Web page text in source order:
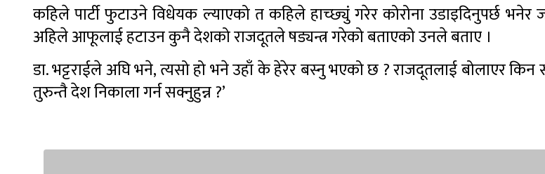
कहिले पार्टी फुटाउने विधेयक ल्याएको त कहिले हाच्छ्युं गरेर कोरोना उडाइदिनुपर्छ भनेर
अहिले आफूलाई हटाउन कुनै देशको राजदूतले षड्यन्त्र गरेको बताएको उनले बताए ।
डा. भट्टराईले अघि भने, त्यसो हो भने उहाँ के हेरेर बस्नु भएको छ ? राजदूतलाई बोलाएर किन
तुरुन्तै देश निकाला गर्न सक्नुहुन्न ?’